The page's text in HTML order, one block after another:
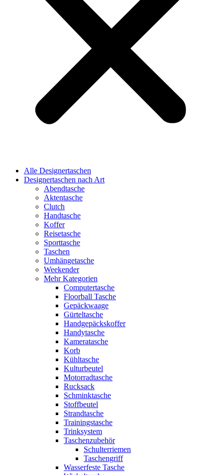
Alle Designertaschen
Designertaschen nach Art
Abendtasche
Aktentasche
Clutch
Handtasche
Koffer
Reisetasche
Sporttasche
Taschen
Umhängetasche
Weekender
Mehr Kategorien
Computertasche
Floorball Tasche
Gepäckwaage
Gürteltasche
Handgepäckskoffer
Handytasche
Kameratasche
Korb
Kühltasche
Kulturbeutel
Motorradtasche
Rucksack
Schminktasche
Stoffbeutel
Strandtasche
Trainingstasche
Trinksystem
Taschenzubehör
Schulterriemen
Taschengriff
Wasserfeste Tasche